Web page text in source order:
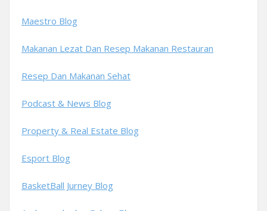
Maestro Blog
Makanan Lezat Dan Resep Makanan Restauran
Resep Dan Makanan Sehat
Podcast & News Blog
Property & Real Estate Blog
Esport Blog
BasketBall Jurney Blog